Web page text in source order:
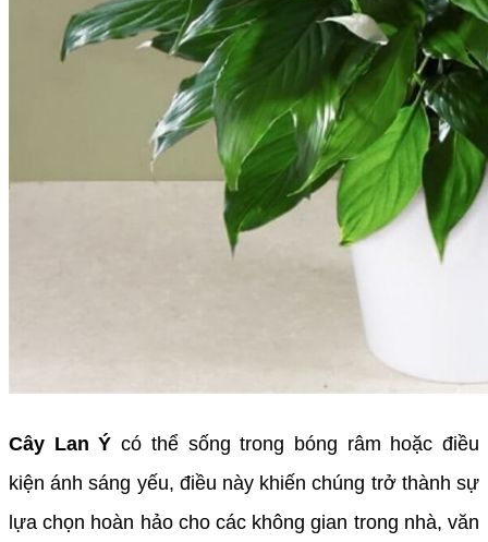
Cây Lan Ý có thể sống trong bóng râm hoặc điều
kiện ánh sáng yếu, điều này khiến chúng trở thành sự
lựa chọn hoàn hảo cho các không gian trong nhà, văn